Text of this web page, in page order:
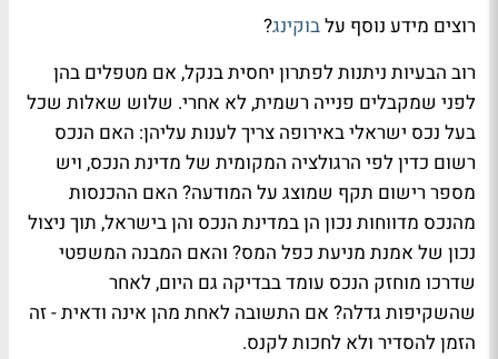
רוצים מידע נוסף עלבוקינג?
רוב הבעיות ניתנות לפתרון יחסית בנקל, אם מטפלים בהן
לפני שמקבלים פנייה רשמית, לא אחרי. שלוש שאלות שכל
בעל נכס ישראלי באירופה צריך לענות עליהן: האם הנכס
רשום כדין לפי הרגולציה המקומית של מדינת הנכס, ויש
מספר רישום תקף שמוצג על המודעה? האם ההכנסות
מהנכס מדווחות נכון הן במדינת הנכס והן בישראל, תוך ניצול
נכון של אמנת מניעת כפל המס? והאם המבנה המשפטי
שדרכו מוחזק הנכס עומד בבדיקה גם היום, לאחר
שהשקיפות גדלה? אם התשובה לאחת מהן אינה ודאית - זה
הזמן להסדיר ולא לחכות לקנס.